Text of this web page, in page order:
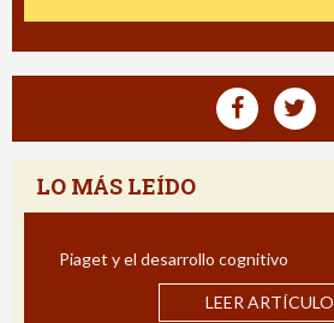
LO MÁS LEÍDO
Piaget y el desarrollo cognitivo
LEER ARTÍCULO